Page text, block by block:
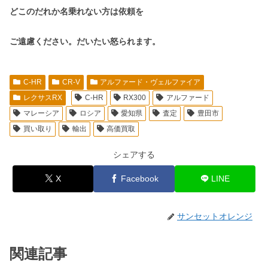
どこのだれか名乗れない方は依頼を
ご遠慮ください。だいたい怒られます。
C-HR CR-V
アルファード・ヴェルファイア
レクサスRX
C-HR RX300
アルファード
マレーシア
ロシア 愛知県 査定
豊田市
買い取り
輸出 高価買取
シェアする
X Facebook LINE
サンセットオレンジ
関連記事